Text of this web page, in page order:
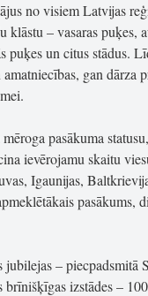
no visiem Latvijas
klāstu – vasaras puķes,
puķes un citus stādus.
gan dārza
pasākuma
ievērojamu skaitu
Igaunijas,
pasākums,
– piecpadsmitā
brīnišķīgas izstādes –